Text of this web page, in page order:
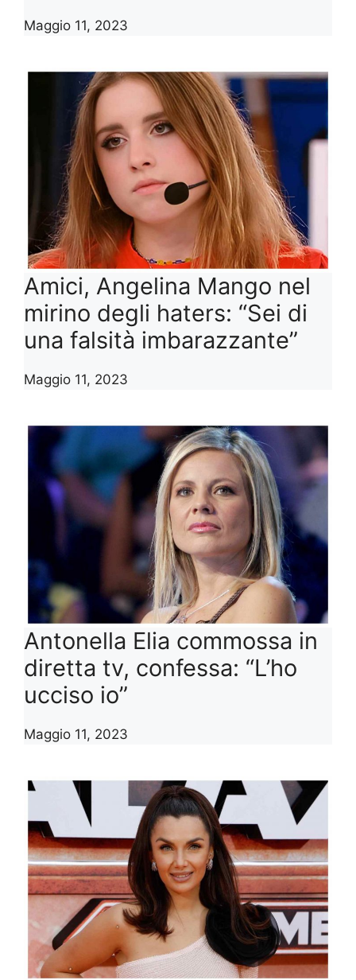
Maggio 11, 2023
Amici, Angelina Mango nel
mirino degli haters: “Sei di
una falsità imbarazzante”
Maggio 11, 2023
Antonella Elia commossa in
diretta tv, confessa: “L’ho
ucciso io”
Maggio 11, 2023